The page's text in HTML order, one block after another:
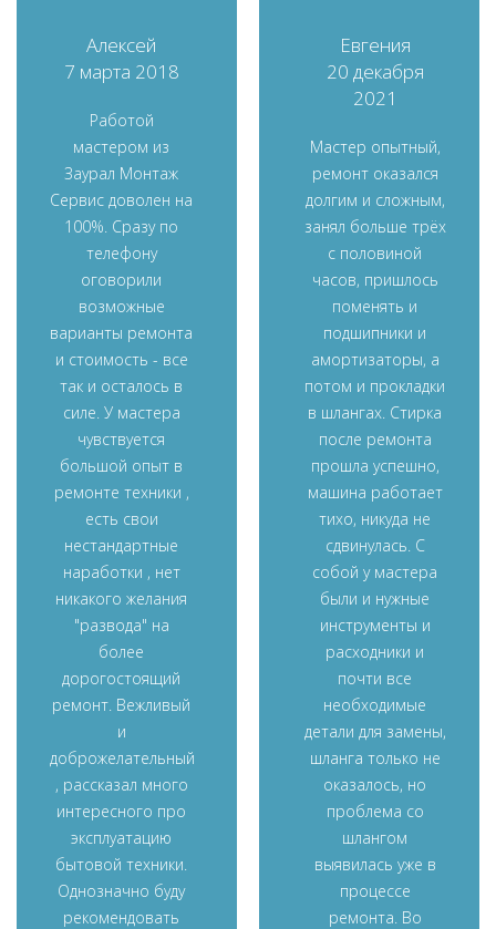
Алексей
7 марта 2018
Работой
мастером из
Заурал Монтаж
Сервис доволен на
100%. Сразу по
телефону
оговорили
возможные
варианты ремонта
и стоимость - все
так и осталось в
силе. У мастера
чувствуется
большой опыт в
ремонте техники ,
есть свои
нестандартные
наработки , нет
никакого желания
"развода" на
более
дорогостоящий
ремонт. Вежливый
и
доброжелательный
, рассказал много
интересного про
эксплуатацию
бытовой техники.
Однозначно буду
рекомендовать
Евгения
20 декабря
2021
Мастер опытный,
ремонт оказался
долгим и сложным,
занял больше трёх
с половиной
часов, пришлось
поменять и
подшипники и
амортизаторы, а
потом и прокладки
в шлангах. Стирка
после ремонта
прошла успешно,
машина работает
тихо, никуда не
сдвинулась. С
собой у мастера
были и нужные
инструменты и
расходники и
почти все
необходимые
детали для замены,
шланга только не
оказалось, но
проблема со
шлангом
выявилась уже в
процессе
ремонта. Во